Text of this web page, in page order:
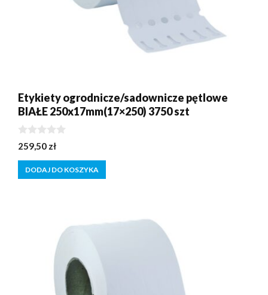
Etykiety ogrodnicze/sadownicze pętlowe
BIAŁE 250x17mm(17×250) 3750 szt
0
z
5
259,50 zł
DODAJ DO KOSZYKA